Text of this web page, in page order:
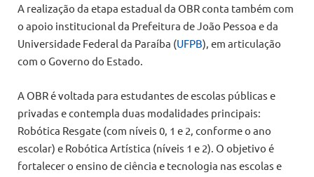
A realização da etapa estadual da OBR conta também com
o apoio institucional da Prefeitura de João Pessoa e da
Universidade Federal da Paraíba (UFPB), em articulação
com o Governo do Estado.
A OBR é voltada para estudantes de escolas públicas e
privadas e contempla duas modalidades principais:
Robótica Resgate (com níveis 0, 1 e 2, conforme o ano
escolar) e Robótica Artística (níveis 1 e 2). O objetivo é
fortalecer o ensino de ciência e tecnologia nas escolas e